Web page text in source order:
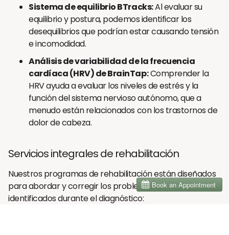
Sistema de equilibrio BTracks:Al evaluar su
equilibrio y postura, podemos identificar los
desequilibrios que podrían estar causando tensión
e incomodidad.
Análisis de variabilidad de la frecuencia
cardíaca (HRV) de BrainTap:Comprender la
HRV ayuda a evaluar los niveles de estrés y la
función del sistema nervioso autónomo, que a
menudo están relacionados con los trastornos de
dolor de cabeza.
Servicios integrales de rehabilitación
Nuestros programas de rehabilitación están diseñados
para abordar y corregir los problemas específicos
identificados durante el diagnóstico: